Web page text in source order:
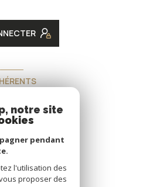
adhérons
notre site
pendant
l'utilisation des
proposer des